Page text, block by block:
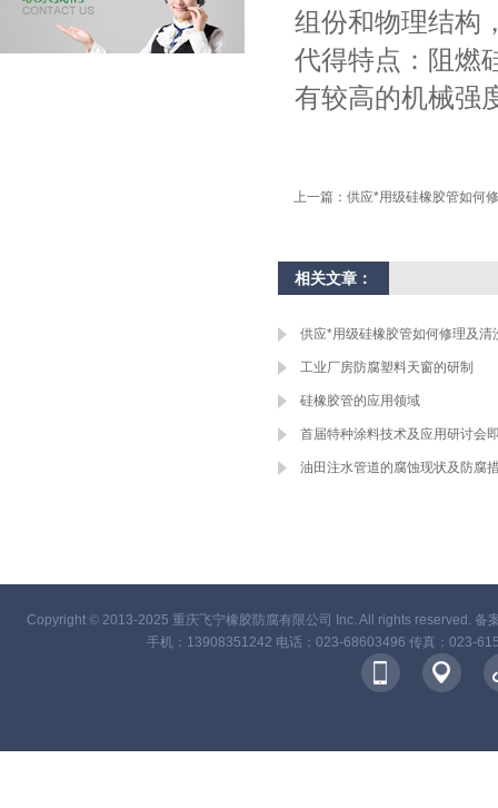
组份和物理结构
代得特点：阻燃
有较高的机械强
上一篇： 供应*用级硅橡胶管如何
相关文章：
供应*用级硅橡胶管如何修理及清
工业厂房防腐塑料天窗的研制
硅橡胶管的应用领域
首届特种涂料技术及应用研讨会
油田注水管道的腐蚀现状及防腐
Copyright©2013-2025 重庆飞宁橡胶防腐有限公司 Inc. All rights reserved. 备
手机：13908351242 电话：023-68603496 传真：023-